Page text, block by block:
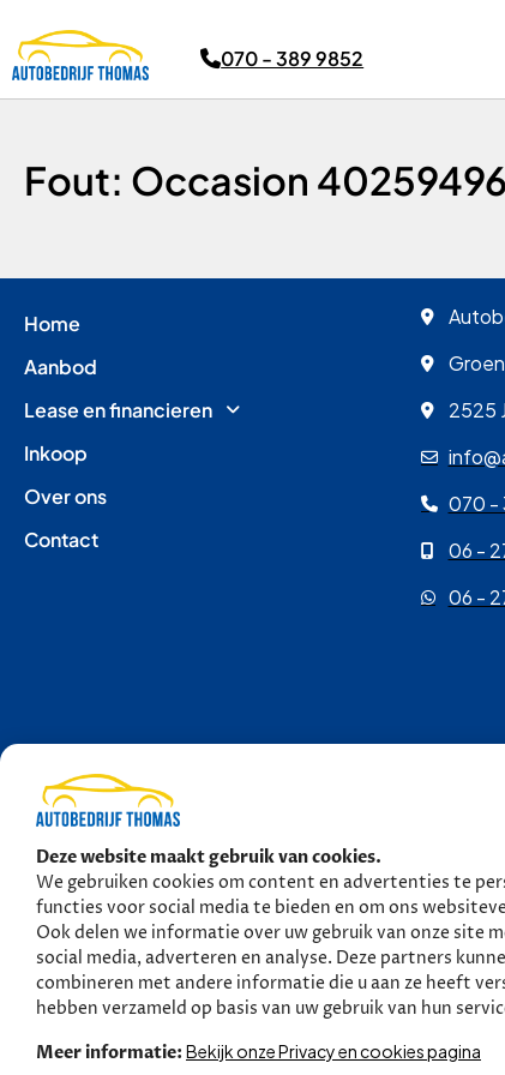
Deze website maakt gebruik van cookies.
We gebruiken cookies om content en advertenties te
functies voor social media te bieden en om ons
Ook delen we informatie over uw gebruik van onze site
social media, adverteren en analyse. Deze partners
combineren met andere informatie die u aan ze heeft
hebben verzameld op basis van uw gebruik van hun
Meer informatie: Bekijk onze Privacy en cookies pagina
070 - 389 9852
Fout: Occasion
Home
Aanbod
Lease en financieren
Inkoop
Over ons
Contact
2525
070 -
06 -
06 -
Copyright ©